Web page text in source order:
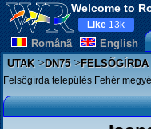
Welcome to
Românã English
Like 13k
UTAK>DN75>FELSŐGÍRDA
Felsőgírda település Fehér